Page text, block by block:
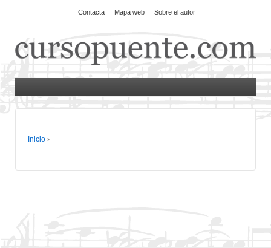
Contacta Mapa web Sobre el autor
Inicio ›